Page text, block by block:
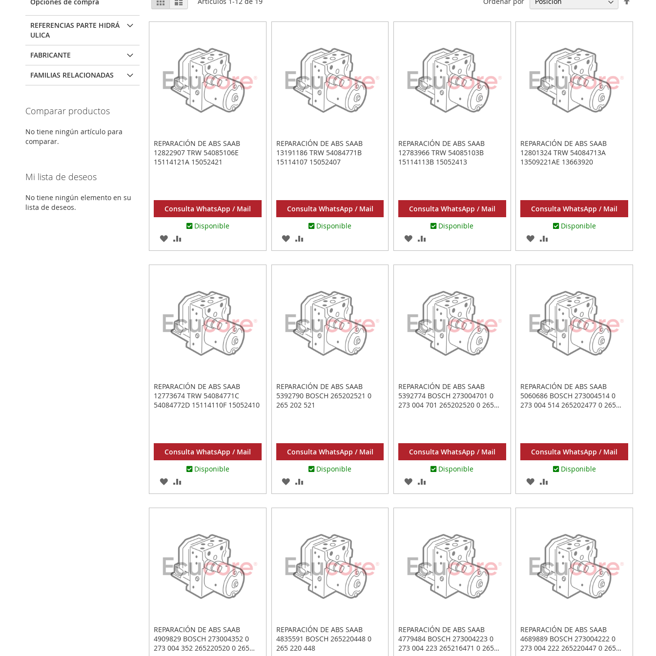
como
REPARACIÓN DE ABS SAAB
12822907 TRW 54085106E
15114121A 15052421
Consulta WhatsApp / Mail
Disponible
AGREGAR
A
PARA
REPARACIÓN DE ABS SAAB
13191186 TRW 54084771B
15114107 15052407
Consulta WhatsApp / Mail
Disponible
AGREGAR
A
PARA
REPARACIÓN DE ABS SAAB
12783966 TRW 54085103B
15114113B 15052413
Consulta WhatsApp / Mail
Disponible
AGREGAR
A
AÑADIR
PARA
REPARACIÓN DE ABS SAAB
12801324 TRW 54084713A
13509221AE 13663920
Consulta WhatsApp / Mail
Disponible
AGREGAR
A
PARA
REPARACIÓN DE ABS SAAB
12773674 TRW 54084771C
54084772D 15114110F 15052410
Consulta WhatsApp / Mail
Disponible
AGREGAR
A
PARA
REPARACIÓN DE ABS SAAB
5392790 BOSCH 265202521 0
265 202 521
Consulta WhatsApp / Mail
Disponible
AGREGAR
A
PARA
REPARACIÓN DE ABS SAAB
5392774 BOSCH 273004701 0
273 004 701 265202520 0 265
Consulta WhatsApp / Mail
Disponible
AGREGAR
A
AÑADIR
PARA
REPARACIÓN DE ABS SAAB
5060686 BOSCH 273004514 0
273 004 514 265202477 0 265
Consulta WhatsApp / Mail
Disponible
AGREGAR
A
PARA
REPARACIÓN DE ABS SAAB
4909829 BOSCH 273004352 0
273 004 352 265220520 0 265
REPARACIÓN DE ABS SAAB
4835591 BOSCH 265220448 0
265 220 448
REPARACIÓN DE ABS SAAB
4779484 BOSCH 273004223 0
273 004 223 265216471 0 265
REPARACIÓN DE ABS SAAB
4689889 BOSCH 273004222 0
273 004 222 265220447 0 265
REFERENCIAS PARTE HIDRÁ
ULICA
FABRICANTE
FAMILIAS RELACIONADAS
Comparar productos
No tiene ningún artículo para
comparar.
Mi lista de deseos
No tiene ningún elemento en su
lista de deseos.